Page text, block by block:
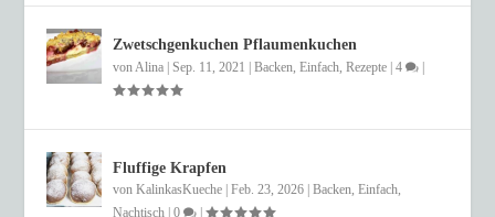
Zwetschgenkuchen Pflaumenkuchen
von Alina |Sep. 11, 2021 |Backen ,Einfach ,Rezepte |4 |
Fluffige Krapfen
vonKalinkasKueche |Feb. 23, 2026 |Backen ,Einfach
Nachtisch |0 |